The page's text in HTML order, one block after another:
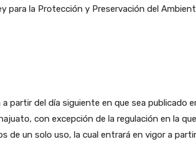
para la Protección y Preservación del
a partir del día siguiente en que sea publicado
con excepción de la regulación en la
de un solo uso, la cual entrará en vigor a